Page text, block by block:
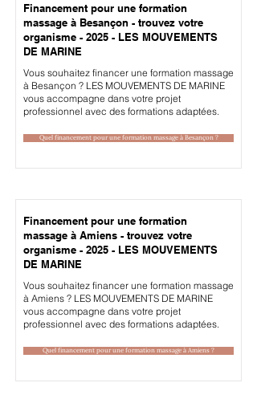
Financement pour une formation
massage à Besançon - trouvez votre
organisme - 2025 - LES MOUVEMENTS
DE MARINE
Vous souhaitez financer une formation massage
à Besançon ? LES MOUVEMENTS DE MARINE
vous accompagne dans votre projet
professionnel avec des formations adaptées.
Quel financement pour une formation massage à Besançon ?
Financement pour une formation
massage à Amiens - trouvez votre
organisme - 2025 - LES MOUVEMENTS
DE MARINE
Vous souhaitez financer une formation massage
à Amiens ? LES MOUVEMENTS DE MARINE
vous accompagne dans votre projet
professionnel avec des formations adaptées.
Quel financement pour une formation massage à Amiens ?